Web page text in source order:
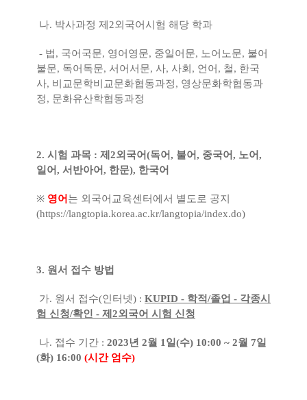
나. 박사과정 제2외국어시험 해당 학과
- 법, 국어국문, 영어영문, 중일어문, 노어노문, 불어
불문, 독어독문, 서어서문, 사, 사회, 언어, 철, 한국
사, 비교문학비교문화협동과정, 영상문화학협동과
정, 문화유산학협동과정
2. 시험 과목 : 제2외국어(독어, 불어, 중국어, 노어,
일어, 서반아어, 한문), 한국어
※ 영어 는 외국어교육센터에서 별도로 공지
(https://langtopia.korea.ac.kr/langtopia/index.do)
3. 원서 접수 방법
가. 원서 접수(인터넷) : KUPID - 학적/졸업 - 각종시
험 신청/확인 - 제2외국어 시험 신청
나. 접수 기간 : 2023년 2월 1일(수) 10:00 ~ 2월 7일
(화) 16:00 (시간 엄수)